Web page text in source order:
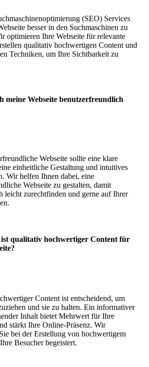
(SEO) Services
besser in den Suchmaschinen zu
optimieren Ihre Webseite für relevante
qualitativ hochwertigen Content und
Techniken, um Ihre Sichtbarkeit zu
meine Webseite benutzerfreundlich
Webseite sollte eine klare
einheitliche Gestaltung und intuitives
Wir helfen Ihnen dabei, eine
Webseite zu gestalten, damit
leicht zurechtfinden und gerne auf Ihrer
qualitativ hochwertiger Content für
Content ist entscheidend, um
und sie zu halten. Ein informativer
Inhalt bietet Mehrwert für Ihre
stärkt Ihre Online-Präsenz. Wir
bei der Erstellung von hochwertigem
Besucher begeistert.